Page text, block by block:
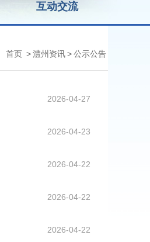
互动交流
首页 >澧州资讯>公示公告
2026-04-27
2026-04-23
2026-04-22
2026-04-22
2026-04-22